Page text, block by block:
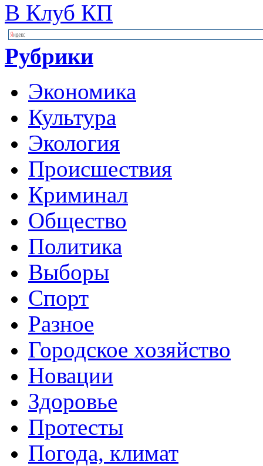
В Клуб КП
Рубрики
Экономика
Культура
Экология
Происшествия
Криминал
Общество
Политика
Выборы
Спорт
Разное
Городское хозяйство
Новации
Здоровье
Протесты
Погода, климат